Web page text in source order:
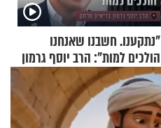
"נתקענו. חשבנו שאנחנו
הולכים למות": הרב יוסף גרמון
בריאיון מרתק